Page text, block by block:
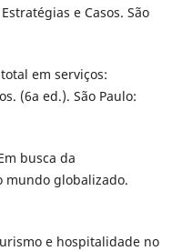
e Casos. São
em serviços:
(6a ed.). São Paulo:
busca da
mundo globalizado.
e hospitalidade no